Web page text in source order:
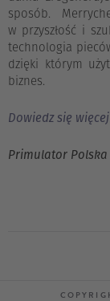
sposób.
w przyszłość i
technologia
dzięki którym
biznes.
Dowiedz się
Primulator Polska